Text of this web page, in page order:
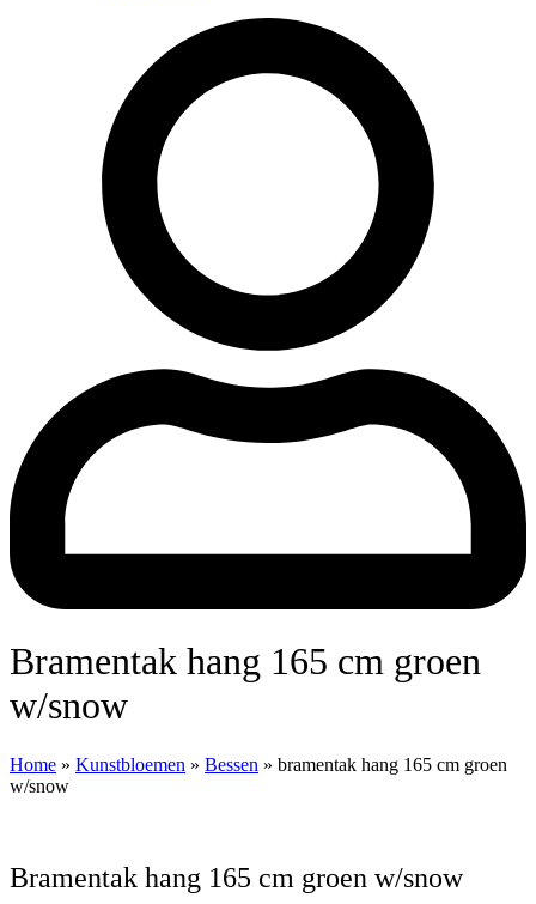
bramentak hang 165 cm groen
w/snow
Home » Kunstbloemen » Bessen » bramentak hang 165 cm groen
w/snow
bramentak hang 165 cm groen w/snow